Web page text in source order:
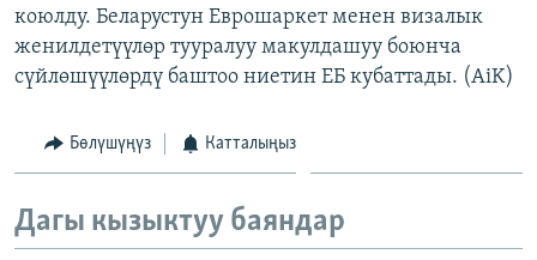
коюлду. Беларустун Еврошаркет менен визалык
женилдетүүлөр тууралуу макулдашуу боюнча
сүйлөшүүлөрдү баштоо ниетин ЕБ кубаттады. (AiK)
Бөлүшүңүз Катталыңыз
Дагы кызыктуу баяндар